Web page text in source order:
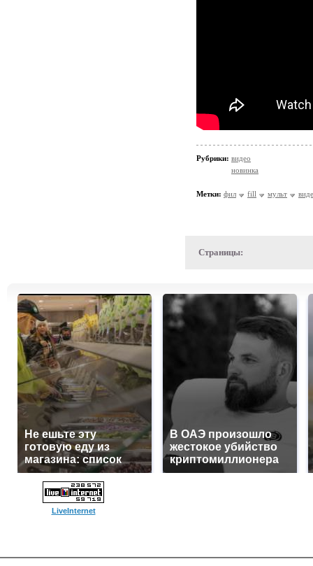
Рубрики: видео
новинка
Метки: фил fill мульт
Страницы:
Не ешьте эту
готовую еду из
магазина: список
В ОАЭ произошло
жестокое убийство
криптомиллионера
LiveInternet